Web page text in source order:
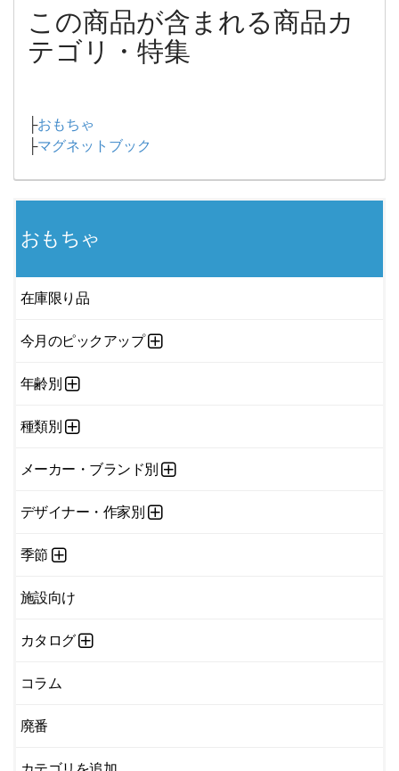
この商品が含まれる商品カ
テゴリ・特集
├おもちゃ
├マグネットブック
おもちゃ
在庫限り品
今月のピックアップ
年齢別
種類別
メーカー・ブランド別
デザイナー・作家別
季節
施設向け
カタログ
コラム
廃番